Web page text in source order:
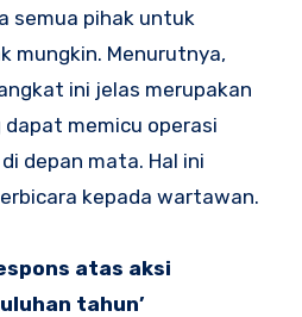
semua pihak untuk
mungkin. Menurutnya,
ini jelas merupakan
memicu operasi
depan mata. Hal ini
kepada wartawan.
atas aksi
tahun’